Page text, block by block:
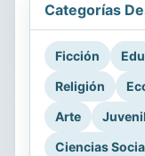
Categorías
Ficción
Religión
Arte
Ciencias